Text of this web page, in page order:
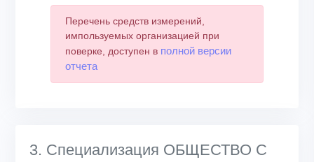
Перечень средств измерений,
импользуемых организацией при
поверке, доступен в полной версии
отчета
3. Специализация ОБЩЕСТВО С